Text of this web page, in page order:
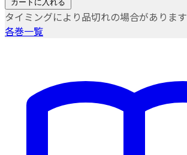
カートに入れる
タイミングにより品切れの場合があります
各巻一覧